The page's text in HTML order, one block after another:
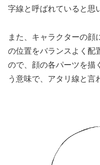
字線と呼ばれていると思
また、キャラクターの顔
の位置をバランスよく配
ので、顔の各パーツを描
う意味で、アタリ線と言